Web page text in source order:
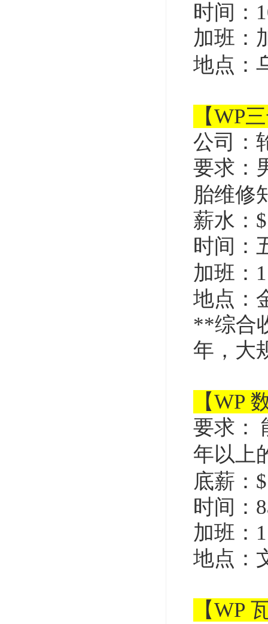
时间：
加班：
地点：
【WP
公司：
要求：
胎维修
薪水：
时间：
加班：
地点：
**综合
年，大
【WP
要求：
年以上
底薪：
时间：
加班：
地点：
【WP